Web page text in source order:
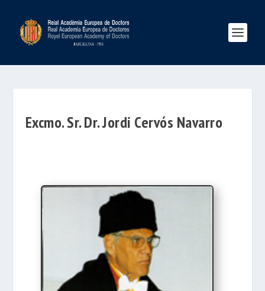
Excmo. Sr. Dr. Jordi Cervós Navarro